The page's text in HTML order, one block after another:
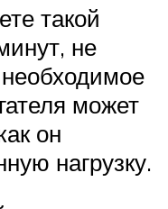
такой
не
может
он
нагрузку.